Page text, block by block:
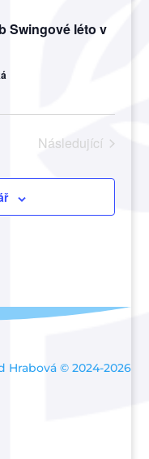
Swingové léto v
Následující
Hrabová © 2024-2026